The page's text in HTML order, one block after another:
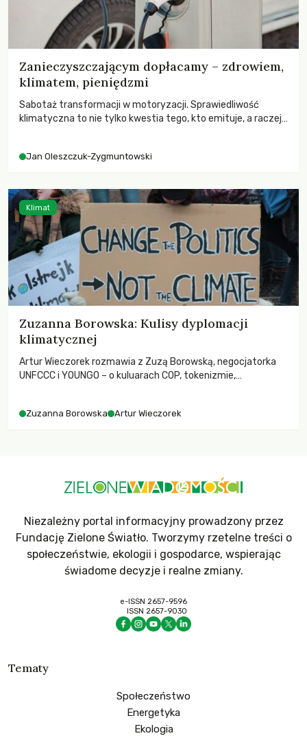
Zanieczyszczającym dopłacamy – zdrowiem,
klimatem, pieniędzmi
Sabotaż transformacji w motoryzacji. Sprawiedliwość
klimatyczna to nie tylko kwestia tego, kto emituje, a raczej
Jan Oleszczuk-Zygmuntowski
Zuzanna Borowska: Kulisy dyplomacji
klimatycznej
Artur Wieczorek rozmawia z Zuzą Borowską, negocjatorka
UNFCCC i YOUNGO – o kuluarach COP, tokenizmie,
Zuzanna Borowska Artur Wieczorek
Klimat
Niezależny portal informacyjny prowadzony przez
Fundację Zielone Światło. Tworzymy rzetelne treści o
społeczeństwie, ekologii i gospodarce, wspierając
świadome decyzje i realne zmiany.
e-ISSN 2657-9596
ISSN 2657-9030
Tematy
Społeczeństwo
Energetyka
Ekologia